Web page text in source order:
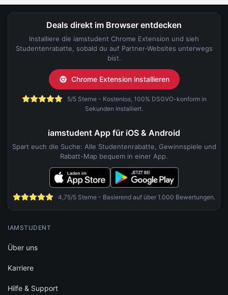
Deals direkt im Browser entdecken
Installiere die iamstudent Chrome Extension und sieh
Studentenrabatte, sobald du auf Partner-Websites unterwegs
bist.
Chrome Extension installieren
5/5 Sterne - Kostenlos, 100% DSGVO-konform in
Sekunden installiert.
iamstudent App für iOS & Android
Spart euch die Suche: Alle Studentenrabatte, Gewinnspiele und
Rabatt-Map bequem in einer App.
4,75/5 Sterne - Basierend auf über 1.000 Bewertungen.
IAMSTUDENT
Über uns
Karriere
Hilfe & Support